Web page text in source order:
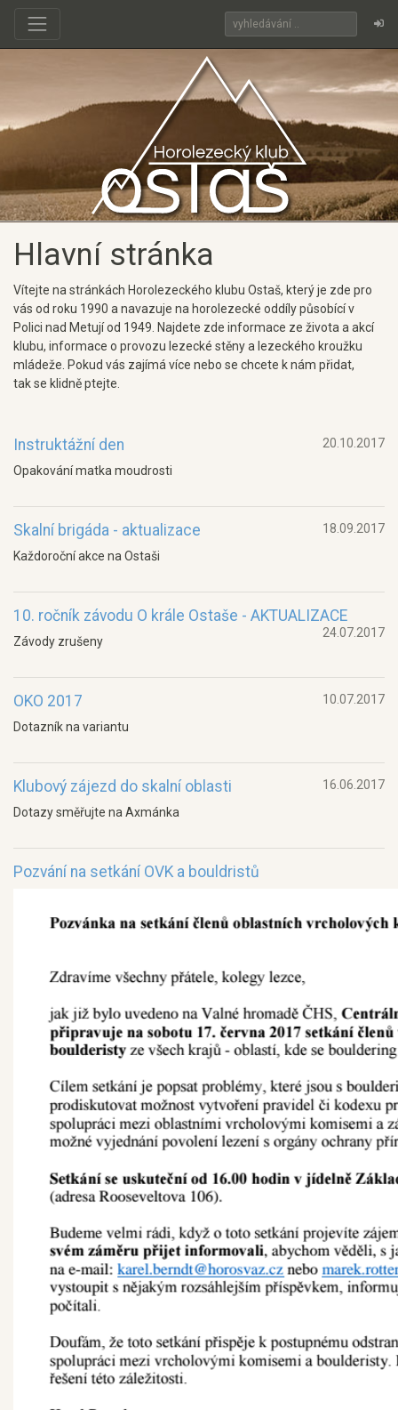
Hlavní stránka
Vítejte na stránkách Horolezeckého klubu Ostaš, který je zde pro
vás od roku 1990 a navazuje na horolezecké oddíly působící v
Polici nad Metují od 1949. Najdete zde informace ze života a akcí
klubu, informace o provozu lezecké stěny a lezeckého kroužku
mládeže. Pokud vás zajímá více nebo se chcete k nám přidat,
tak se klidně ptejte.
Instruktážní den
20.10.2017
Opakování matka moudrosti
Skalní brigáda - aktualizace
18.09.2017
Každoroční akce na Ostaši
10. ročník závodu O krále Ostaše - AKTUALIZACE
24.07.2017
Závody zrušeny
OKO 2017
10.07.2017
Dotazník na variantu
Klubový zájezd do skalní oblasti
16.06.2017
Dotazy směřujte na Axmánka
Pozvání na setkání OVK a bouldristů